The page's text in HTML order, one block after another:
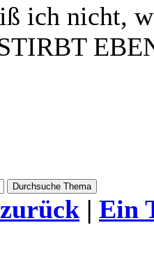
ich nicht,
| Ein